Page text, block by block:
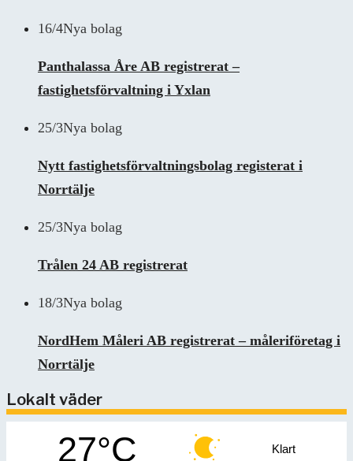
16/4Nya bolag
Panthalassa Åre AB registrerat –
fastighetsförvaltning i Yxlan
25/3Nya bolag
Nytt fastighetsförvaltningsbolag registerat i
Norrtälje
25/3Nya bolag
Trålen 24 AB registrerat
18/3Nya bolag
NordHem Måleri AB registrerat – måleriföretag i
Norrtälje
Lokalt väder
27°C Klart